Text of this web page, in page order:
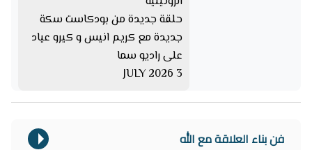
حلقة جديدة من بودكاست سكة
جديدة مع كريم انيس و كيرو عياد
على راديو سما
3 JULY 2026
فن بناء العلاقة مع الله